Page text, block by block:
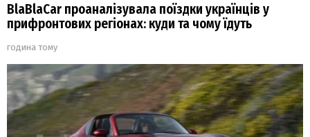
BlaBlaCar проаналізувала поїздки українців у
прифронтових регіонах: куди та чому їдуть
година тому